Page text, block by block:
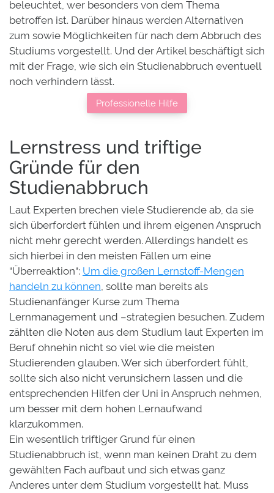
beleuchtet, wer besonders von dem Thema
betroffen ist. Darüber hinaus werden Alternativen
zum sowie Möglichkeiten für nach dem Abbruch des
Studiums vorgestellt. Und der Artikel beschäftigt sich
mit der Frage, wie sich ein Studienabbruch eventuell
noch verhindern lässt.
Professionelle Hilfe
Lernstress und triftige
Gründe für den
Studienabbruch
Laut Experten brechen viele Studierende ab, da sie
sich überfordert fühlen und ihrem eigenen Anspruch
nicht mehr gerecht werden. Allerdings handelt es
sich hierbei in den meisten Fällen um eine
“Überreaktion“: Um die großen Lernstoff-Mengen
handeln zu können , sollte man bereits als
Studienanfänger Kurse zum Thema
Lernmanagement und –strategien besuchen. Zudem
zählten die Noten aus dem Studium laut Experten im
Beruf ohnehin nicht so viel wie die meisten
Studierenden glauben. Wer sich überfordert fühlt,
sollte sich also nicht verunsichern lassen und die
entsprechenden Hilfen der Uni in Anspruch nehmen,
um besser mit dem hohen Lernaufwand
klarzukommen.
Ein wesentlich triftiger Grund für einen
Studienabbruch ist, wenn man keinen Draht zu dem
gewählten Fach aufbaut und sich etwas ganz
Anderes unter dem Studium vorgestellt hat. Muss